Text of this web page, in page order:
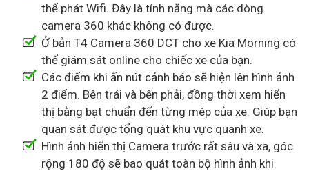
thể phát Wifi. Đây là tính năng mà các dòng
camera 360 khác không có được.
Ở bản T4 Camera 360 DCT cho xe Kia Morning có
thể giám sát online cho chiếc xe của bạn.
Các điểm khi ấn nút cảnh báo sẽ hiện lên hình ảnh
2 điểm. Bên trái và bên phải, đồng thời xem hiển
thị bằng bạt chuẩn đến từng mép của xe. Giúp bạn
quan sát được tổng quát khu vực quanh xe.
Hình ảnh hiển thị Camera trước rất sâu và xa, góc
rộng 180 độ sẽ bao quát toàn bộ hình ảnh khi